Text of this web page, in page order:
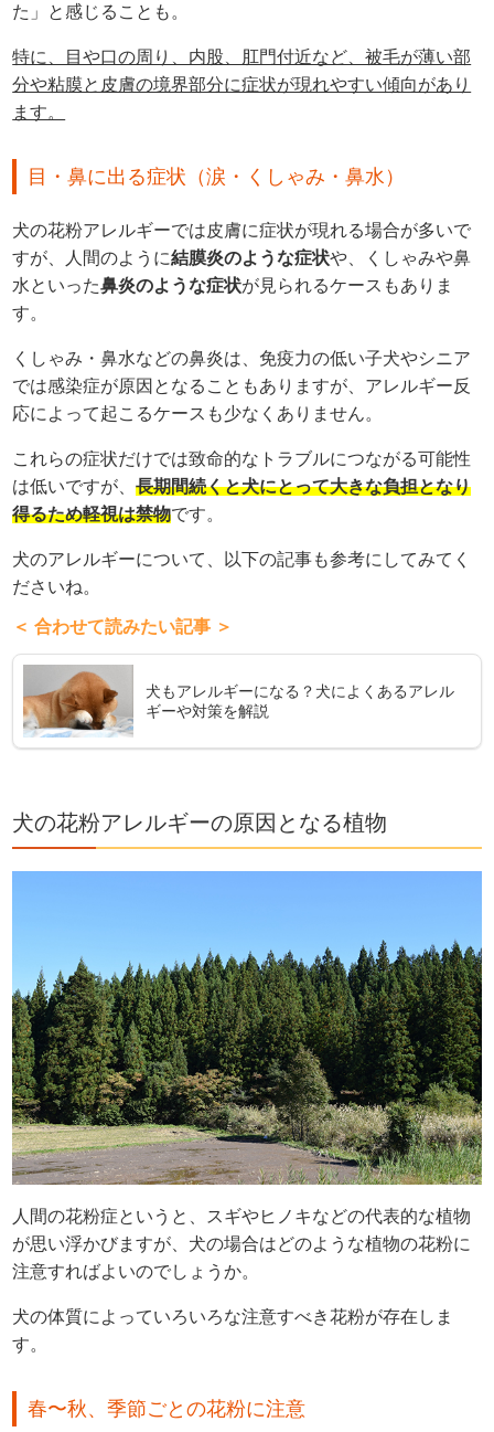
た」と感じることも。
特に、目や口の周り、内股、肛門付近など、被毛が薄い部
分や粘膜と皮膚の境界部分に症状が現れやすい傾向があり
ます。
目・鼻に出る症状（涙・くしゃみ・鼻水）
犬の花粉アレルギーでは皮膚に症状が現れる場合が多いで
すが、人間のように結膜炎のような症状や、くしゃみや鼻
水といった鼻炎のような症状が見られるケースもありま
す。
くしゃみ・鼻水などの鼻炎は、免疫力の低い子犬やシニア
では感染症が原因となることもありますが、アレルギー反
応によって起こるケースも少なくありません。
これらの症状だけでは致命的なトラブルにつながる可能性
は低いですが、長期間続くと犬にとって大きな負担となり
得るため軽視は禁物です。
犬のアレルギーについて、以下の記事も参考にしてみてく
ださいね。
＜ 合わせて読みたい記事 ＞
犬もアレルギーになる？犬によくあるアレル
ギーや対策を解説
犬の花粉アレルギーの原因となる植物
人間の花粉症というと、スギやヒノキなどの代表的な植物
が思い浮かびますが、犬の場合はどのような植物の花粉に
注意すればよいのでしょうか。
犬の体質によっていろいろな注意すべき花粉が存在しま
す。
春〜秋、季節ごとの花粉に注意